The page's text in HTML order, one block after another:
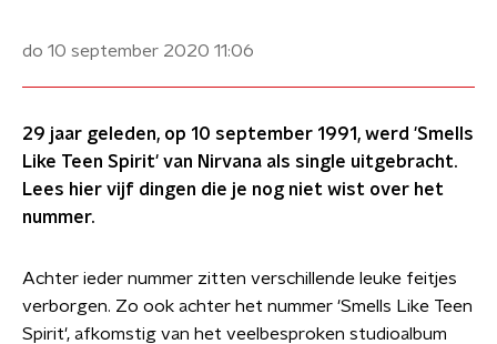
do 10 september 2020 11:06
29 jaar geleden, op 10 september 1991, werd 'Smells
Like Teen Spirit' van Nirvana als single uitgebracht.
Lees hier vijf dingen die je nog niet wist over het
nummer.
Achter ieder nummer zitten verschillende leuke feitjes
verborgen. Zo ook achter het nummer 'Smells Like Teen
Spirit', afkomstig van het veelbesproken studioalbum